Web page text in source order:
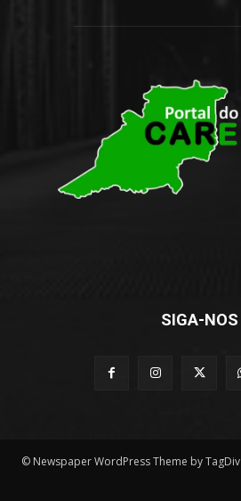
SIGA-NOS
© Newspaper WordPress Theme by TagDiv